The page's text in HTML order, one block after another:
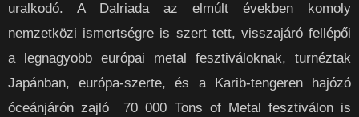
uralkodó. A Dalriada az elmúlt években komoly
nemzetközi ismertségre is szert tett, visszajáró fellépői
a legnagyobb európai metal fesztiváloknak, turnéztak
Japánban, európa-szerte, és a Karib-tengeren hajózó
óceánjárón zajló 70 000 Tons of Me­tal fesztiválon is